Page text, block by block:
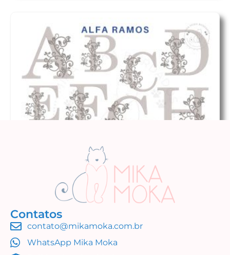
Coleção Alfa Ramos
R$39,99
Contatos
contato@mikamoka.com.br
WhatsApp Mika Moka